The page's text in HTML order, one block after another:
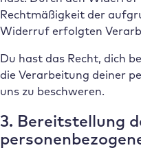
Rechtmäßigkeit der
Widerruf erfolgten
Du hast das Recht, dich
die Verarbeitung deiner
uns zu beschweren.
3. Bereitstellung